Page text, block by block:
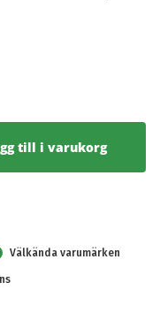
till i varukorg
Välkända varumärken